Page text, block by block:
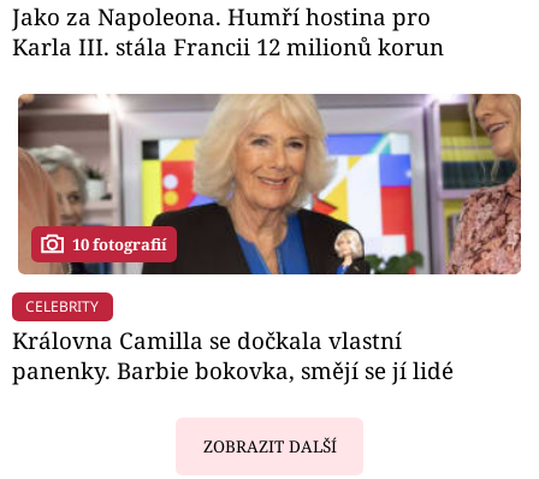
Jako za Napoleona. Humří hostina pro
Karla III. stála Francii 12 milionů korun
10 fotografií
CELEBRITY
Královna Camilla se dočkala vlastní
panenky. Barbie bokovka, smějí se jí lidé
ZOBRAZIT DALŠÍ